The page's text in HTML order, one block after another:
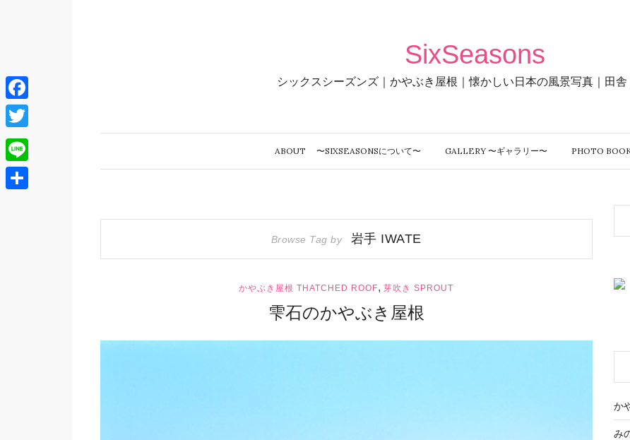
SixSeasons
シックスシーズンズ｜かやぶき屋根｜懐かしい日本の風景写真｜田舎
ABOUT 〜SIXSEASONSについて〜 GALLERY 〜ギャラリー〜 PHOTO
Browse Tag by 岩手 IWATE
かやぶき屋根 THATCHED ROOF,芽吹き SPROUT
雫石のかやぶき屋根
か
み
Facebook
Twitter
Line